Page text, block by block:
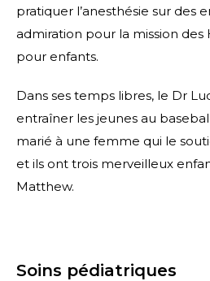
pratiquer l’anesthésie sur des
admiration pour la mission des
pour enfants.
Dans ses temps libres, le Dr
entraîner les jeunes au
marié à une femme qui le
et ils ont trois merveilleux
Matthew.
Soins pédiatriques